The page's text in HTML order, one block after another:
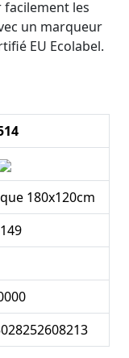
les
un marqueur
EU Ecolabel.
180x120cm